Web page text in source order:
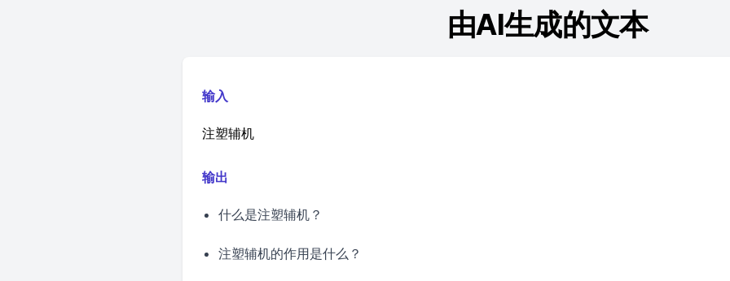
由AI生成的文本
输入
注塑辅机
输出
什么是注塑辅机？
注塑辅机的作用是什么？